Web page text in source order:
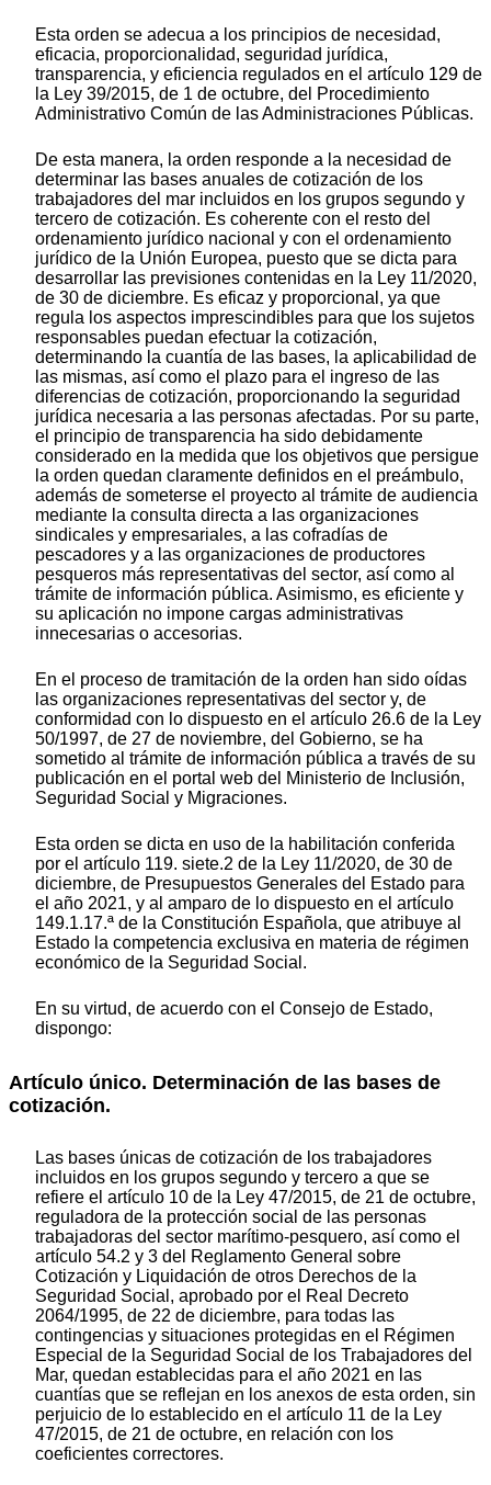
Esta orden se adecua a los principios de necesidad,
eficacia, proporcionalidad, seguridad jurídica,
transparencia, y eficiencia regulados en el artículo 129 de
la Ley 39/2015, de 1 de octubre, del Procedimiento
Administrativo Común de las Administraciones Públicas.
De esta manera, la orden responde a la necesidad de
determinar las bases anuales de cotización de los
trabajadores del mar incluidos en los grupos segundo y
tercero de cotización. Es coherente con el resto del
ordenamiento jurídico nacional y con el ordenamiento
jurídico de la Unión Europea, puesto que se dicta para
desarrollar las previsiones contenidas en la Ley 11/2020,
de 30 de diciembre. Es eficaz y proporcional, ya que
regula los aspectos imprescindibles para que los sujetos
responsables puedan efectuar la cotización,
determinando la cuantía de las bases, la aplicabilidad de
las mismas, así como el plazo para el ingreso de las
diferencias de cotización, proporcionando la seguridad
jurídica necesaria a las personas afectadas. Por su parte,
el principio de transparencia ha sido debidamente
considerado en la medida que los objetivos que persigue
la orden quedan claramente definidos en el preámbulo,
además de someterse el proyecto al trámite de audiencia
mediante la consulta directa a las organizaciones
sindicales y empresariales, a las cofradías de
pescadores y a las organizaciones de productores
pesqueros más representativas del sector, así como al
trámite de información pública. Asimismo, es eficiente y
su aplicación no impone cargas administrativas
innecesarias o accesorias.
En el proceso de tramitación de la orden han sido oídas
las organizaciones representativas del sector y, de
conformidad con lo dispuesto en el artículo 26.6 de la Ley
50/1997, de 27 de noviembre, del Gobierno, se ha
sometido al trámite de información pública a través de su
publicación en el portal web del Ministerio de Inclusión,
Seguridad Social y Migraciones.
Esta orden se dicta en uso de la habilitación conferida
por el artículo 119. siete.2 de la Ley 11/2020, de 30 de
diciembre, de Presupuestos Generales del Estado para
el año 2021, y al amparo de lo dispuesto en el artículo
149.1.17.ª de la Constitución Española, que atribuye al
Estado la competencia exclusiva en materia de régimen
económico de la Seguridad Social.
En su virtud, de acuerdo con el Consejo de Estado,
dispongo:
Artículo único. Determinación de las bases de
cotización.
Las bases únicas de cotización de los trabajadores
incluidos en los grupos segundo y tercero a que se
refiere el artículo 10 de la Ley 47/2015, de 21 de octubre,
reguladora de la protección social de las personas
trabajadoras del sector marítimo-pesquero, así como el
artículo 54.2 y 3 del Reglamento General sobre
Cotización y Liquidación de otros Derechos de la
Seguridad Social, aprobado por el Real Decreto
2064/1995, de 22 de diciembre, para todas las
contingencias y situaciones protegidas en el Régimen
Especial de la Seguridad Social de los Trabajadores del
Mar, quedan establecidas para el año 2021 en las
cuantías que se reflejan en los anexos de esta orden, sin
perjuicio de lo establecido en el artículo 11 de la Ley
47/2015, de 21 de octubre, en relación con los
coeficientes correctores.